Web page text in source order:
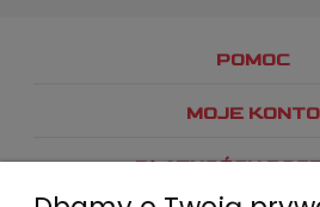
POMOC
MOJE KONTO
PŁATNOŚCI I